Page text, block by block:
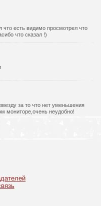
что есть видимо просмотрел что
что сказал !)
за то что нет уменьшения
мониторе,очень неудобно!